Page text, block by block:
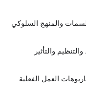
السمات والمنهج السلوكي
والتأثير
العمل الفعلية